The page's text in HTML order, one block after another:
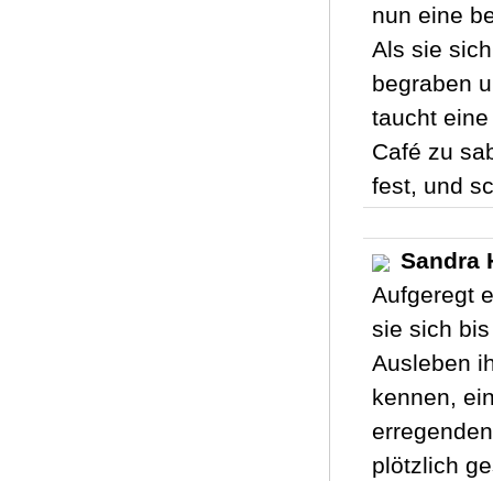
nun eine
Als sie
begraben
taucht
Café zu
fest, und
Sandra
Aufgeregt
sie sich
Ausleben
kennen,
plötzlich